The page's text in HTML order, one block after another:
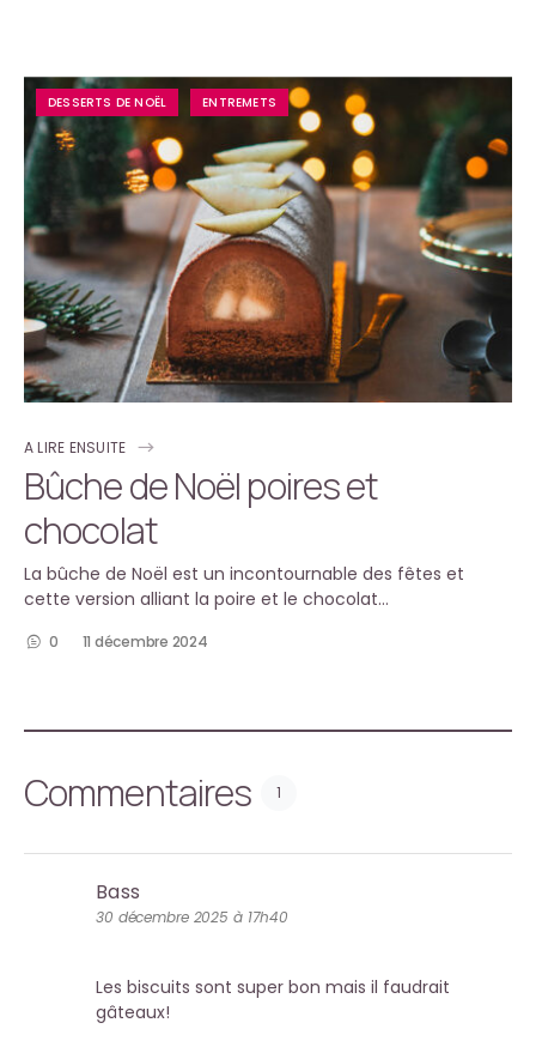
DESSERTS DE NOËL ENTREMETS
A LIRE ENSUITE
Bûche de Noël poires et
chocolat
La bûche de Noël est un incontournable des fêtes et
cette version alliant la poire et le chocolat…
0 11 décembre 2024
Commentaires 1
Bass
30 décembre 2025 à 17h40
Les biscuits sont super bon mais il faudrait
gâteaux!